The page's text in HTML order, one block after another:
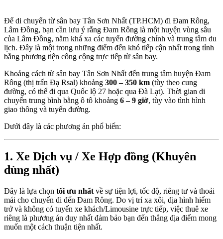
Để di chuyển từ sân bay Tân Sơn Nhất (TP.HCM) đi Đam Rông,
Lâm Đồng, bạn cần lưu ý rằng Đam Rông là một huyện vùng sâu
của Lâm Đồng, nằm khá xa các tuyến đường chính và trung tâm du
lịch. Đây là một trong những điểm đến khó tiếp cận nhất trong tỉnh
bằng phương tiện công cộng trực tiếp từ sân bay.
Khoảng cách từ sân bay Tân Sơn Nhất đến trung tâm huyện Đam
Rông (thị trấn Đạ Rsal) khoảng 300 – 350 km (tùy theo cung
đường, có thể đi qua Quốc lộ 27 hoặc qua Đà Lạt). Thời gian di
chuyển trung bình bằng ô tô khoảng 6 – 9 giờ, tùy vào tình hình
giao thông và tuyến đường.
Dưới đây là các phương án phổ biến:
1. Xe Dịch vụ / Xe Hợp đồng (Khuyên
dùng nhất)
Đây là lựa chọn tối ưu nhất về sự tiện lợi, tốc độ, riêng tư và thoải
mái cho chuyến đi đến Đam Rông. Do vị trí xa xôi, địa hình hiểm
trở và không có tuyến xe khách/Limousine trực tiếp, việc thuê xe
riêng là phương án duy nhất đảm bảo bạn đến thẳng địa điểm mong
muốn một cách thuận tiện nhất.